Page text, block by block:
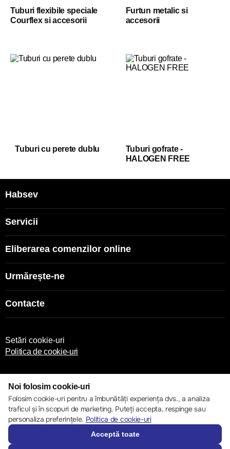
Tuburi flexibile speciale
Courflex si accesorii
Furtun metalic si
accesorii
Tuburi cu perete dublu
Tuburi gofrate -
HALOGEN FREE
Habsev
Servicii
Eliberarea comenzilor online
Urmărește-ne
Contacte
Setări cookie-uri
Politica de cookie-uri
© 2013 – 2026 ECOM
Noi folosim cookie-uri
Folosim cookie-uri pentru a îmbunătăți experiența dvs., a analiza
traficul și în scopuri de marketing. Puteți accepta, respinge sau
personaliza preferințele. Politica de cookie-uri
Acceptă toate